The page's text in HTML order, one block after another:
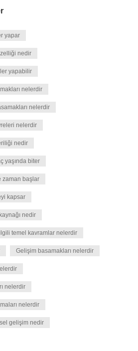
yapar
nedir
yapabilir
nelerdir
nelerdir
nelerdir
nedir
yaşında biter
zaman başlar
kapsar
nedir
temel kavramlar nelerdir
Gelişim basamakları nelerdir
nelerdir
nelerdir
gelişim nedir